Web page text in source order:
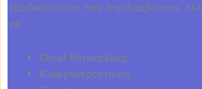
εξειδικεύσεων που περιλαμβάνουν,
σε:
Cloud Networking,
Κυβερνοπροστασία,